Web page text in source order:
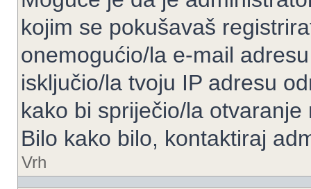
kojim se pokušavaš
onemogućio/la e-mail
isključio/la tvoju IP adresu
kako bi spriječio/la
Bilo kako bilo, kontaktiraj
Vrh